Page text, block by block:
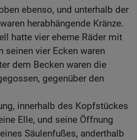
ebenso, und unterhalb der
herabhängende Kränze.
hatte vier eherne Räder mit
seinen vier Ecken waren
dem Becken waren die
gegenüber den
innerhalb des Kopfstückes
Elle, und seine Öffnung
Säulenfußes, anderthalb